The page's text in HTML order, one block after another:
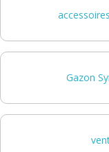
Gazon